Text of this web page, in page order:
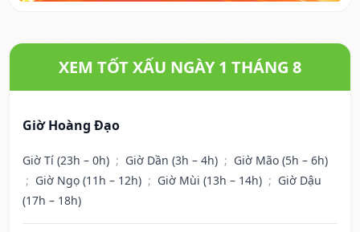
XEM TỐT XẤU NGÀY 1 THÁNG 8
Giờ Hoàng Đạo
Giờ Tí (23h – 0h) ; Giờ Dần (3h – 4h) ; Giờ Mão (5h – 6h)
; Giờ Ngọ (11h – 12h) ; Giờ Mùi (13h – 14h) ; Giờ Dậu
(17h – 18h)